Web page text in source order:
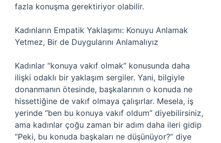
fazla konuşma gerektiriyor olabilir.
Kadınların Empatik Yaklaşımı: Konuyu Anlamak
Yetmez, Bir de Duygularını Anlamalıyız
Kadınlar “konuya vakıf olmak” konusunda daha
ilişki odaklı bir yaklaşım sergiler. Yani, bilgiyle
donanmanın ötesinde, başkalarının o konuda ne
hissettiğine de vakıf olmaya çalışırlar. Mesela, iş
yerinde “ben bu konuya vakıf oldum” diyebilirsiniz,
ama kadınlar çoğu zaman bir adım daha ileri gidip
“Peki, bu konuda başkaları ne düşünüyor?” diye